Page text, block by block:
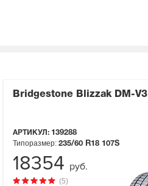
Bridgestone Blizzak DM-V3
АРТИКУЛ: 139288
(5)
Типоразмер: 235/60 R18 107S
18354 руб.